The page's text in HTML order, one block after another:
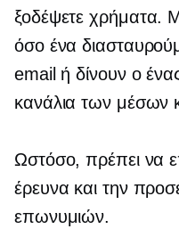
ξοδέψετε χρήματα.
όσο ένα
email ή δίνουν ο
κανάλια των μέσων
Ωστόσο, πρέπει να
έρευνα και την
επωνυμιών.